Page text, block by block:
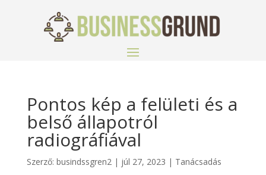
Pontos kép a felületi és a
belső állapotról
radiográfiával
Szerző: busindssgren2| júl 27, 2023 | Tanácsadás